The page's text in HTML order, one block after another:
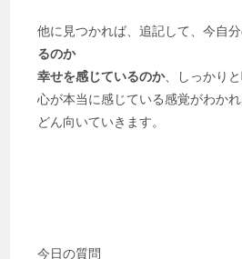
他に見つかれば、追記して、今自
るのか
幸せを感じているのか、しっかり
心が本当に感じている感覚がわか
どん向いていきます。
今日の質問